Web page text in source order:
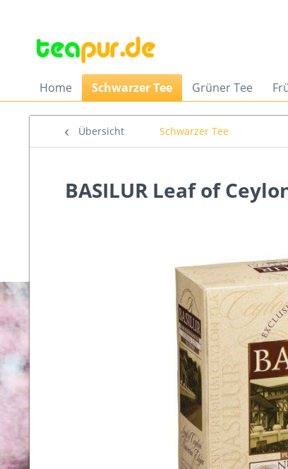
Home Schwarzer Tee Grüner Tee
Übersicht Schwarzer Tee
BASILUR Leaf of